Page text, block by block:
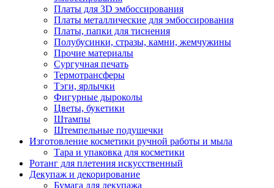
Платы для 3D эмбоссирования
Платы металлические для эмбоссирования
Платы, папки для тиснения
Полубусинки, стразы, камни, жемчужины
Прочие материалы
Сургучная печать
Термотрансферы
Тэги, ярлычки
Фигурные дыроколы
Цветы, букетики
Штампы
Штемпельные подушечки
Изготовление косметики ручной работы и мыла
Тара и упаковка для косметики
Ротанг для плетения искусственный
Декупаж и декорирование
Бумага для декупажа